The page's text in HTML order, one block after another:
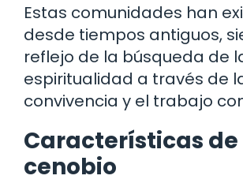
Estas comunidades han
desde tiempos antiguos,
reflejo de la búsqueda de
espiritualidad a través de
convivencia y el trabajo
Características de
cenobio